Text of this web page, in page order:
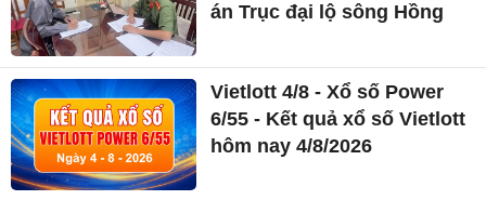
án Trục đại lộ sông Hồng
Vietlott 4/8 - Xổ số Power
6/55 - Kết quả xổ số Vietlott
hôm nay 4/8/2026